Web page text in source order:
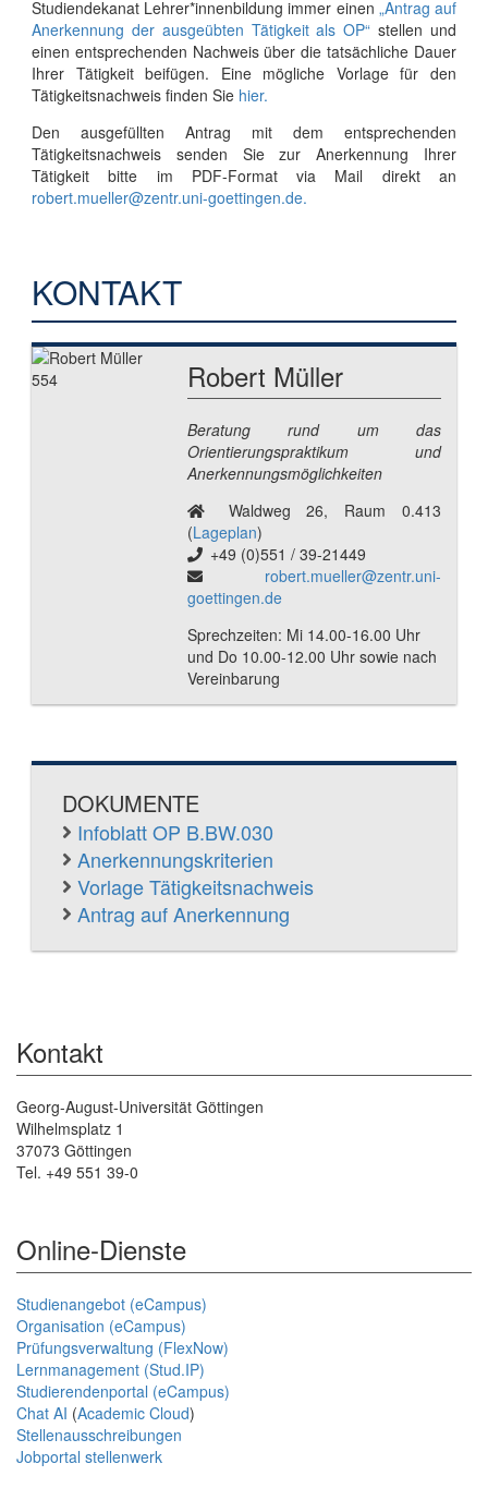
Studiendekanat Lehrer*innenbildung immer einen „Antrag auf
Anerkennung der ausgeübten Tätigkeit als OP“ stellen und
einen entsprechenden Nachweis über die tatsächliche Dauer
Ihrer Tätigkeit beifügen. Eine mögliche Vorlage für den
Tätigkeitsnachweis finden Sie hier.
Den ausgefüllten Antrag mit dem entsprechenden
Tätigkeitsnachweis senden Sie zur Anerkennung Ihrer
Tätigkeit bitte im PDF-Format via Mail direkt an
robert.mueller@zentr.uni-goettingen.de.
KONTAKT
Robert Müller
Beratung rund um das
Orientierungspraktikum und
Anerkennungsmöglichkeiten
Waldweg 26, Raum 0.413
(Lageplan)
+49 (0)551 / 39-21449
robert.mueller@zentr.uni-
goettingen.de
Sprechzeiten: Mi 14.00-16.00 Uhr
und Do 10.00-12.00 Uhr sowie nach
Vereinbarung
DOKUMENTE
Infoblatt OP B.BW.030
Anerkennungskriterien
Vorlage Tätigkeitsnachweis
Antrag auf Anerkennung
Kontakt
Georg-August-Universität Göttingen
Wilhelmsplatz 1
37073 Göttingen
Tel. +49 551 39-0
Online-Dienste
Studienangebot (eCampus)
Organisation (eCampus)
Prüfungsverwaltung (FlexNow)
Lernmanagement (Stud.IP)
Studierendenportal (eCampus)
Chat AI (Academic Cloud)
Stellenausschreibungen
Jobportal stellenwerk